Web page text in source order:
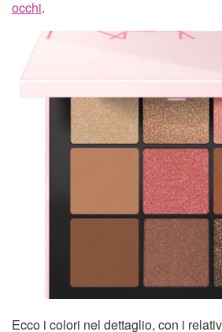
occhi.
Ecco i colori nel dettaglio, con i